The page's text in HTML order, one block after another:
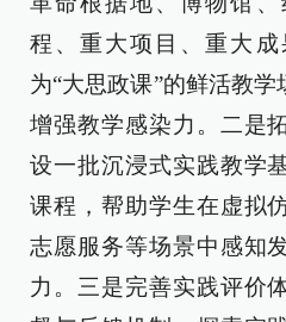
程、重大项目、重大
为“大思政课”的鲜活教
增强教学感染力。二是
设一批沉浸式实践教学
课程，帮助学生在虚拟
志愿服务等场景中感知
力。三是完善实践评价